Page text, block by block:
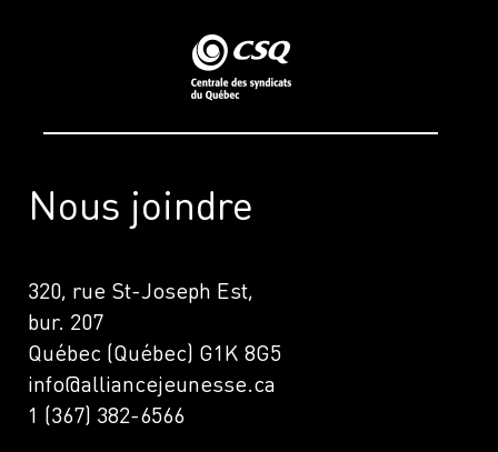
Nous joindre
320, rue St-Joseph Est,
bur. 207
Québec (Québec) G1K 8G5
info@alliancejeunesse.ca
1 (367) 382-6566